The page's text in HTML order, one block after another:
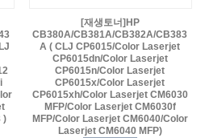
)
[재생토너]HP
CB380A/CB381A/CB382A/CB383
A ( CLJ CP6015/Color Laserjet
CP6015dn/Color Laserjet
CP6015n/Color Laserjet
CP6015x/Color Laserjet
CP6015xh/Color Laserjet CM6030
MFP/Color Laserjet CM6030f
MFP/Color Laserjet CM6040/Color
Laserjet CM6040 MFP)